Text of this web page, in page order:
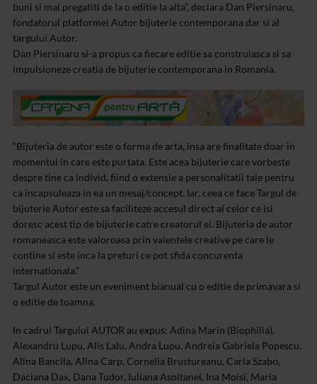
buni si mai pregatiti de la o editie la alta”, declara Dan Piersinaru,
fondatorul platformei Autor bijuterie contemporana dar si al
targului Autor.
Dan Piersinaru si-a propus ca fiecare editie sa construiasca si sa
impulsioneze creatia de bijuterie contemporana in Romania.
“Bijuteria de autor este o forma de arta, insa are finalitate doar in
momentul in care este purtata. Este acea bijuterie care vorbeste
despre tine ca individ, fiind o extensie a personalitatii tale pentru
ca incapsuleaza in ea un mesaj/concept. Iar, ceea ce face Targul de
bijuterie Autor este sa faciliteze accesul direct al celor ce isi
doresc acest tip de bijuterie catre creatorul ei. Bijuteria de autor
romaneasca este valoroasa prin valentele creative pe care le
contine si este inca la preturi ce pot sfida concurenta
internationala.”
Targul Autor este un eveniment bianual cu o editie de primavara si
o editie de toamna.
In cadrul Targului AUTOR au expus: Adina Marin (Biophilia),
Alexandru Lupu, Alis Lalu, Andra Lupu, Andreia Gabriela Popescu,
Alina Bancila, Alina Carp, Cornelia Brustureanu, Carla Szabo,
Daciana Dax, Dana Tudor, Iuliana Asoltanei, Ina Moisi, Maria